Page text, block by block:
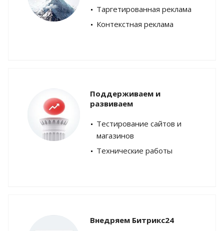
Таргетированная реклама
Контекстная реклама
Поддерживаем и
развиваем
Тестирование сайтов и
магазинов
Технические работы
Внедряем Битрикс24